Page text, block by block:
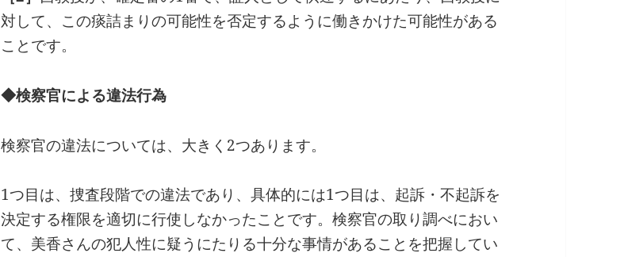
対して、この痰詰まりの可能性を否定するように働きかけた可能性がある
ことです。
◆検察官による違法行為
検察官の違法については、大きく2つあります。
1つ目は、捜査段階での違法であり、具体的には1つ目は、起訴・不起訴を
決定する権限を適切に行使しなかったことです。検察官の取り調べにおい
て、美香さんの犯人性に疑うにたりる十分な事情があることを把握してい